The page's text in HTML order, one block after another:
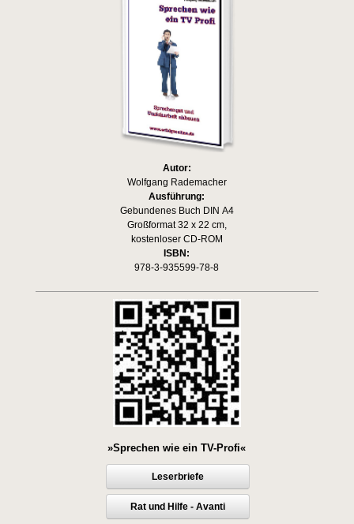
Autor:
Wolfgang Rademacher
Ausführung:
Gebundenes Buch DIN A4
Großformat 32 x 22 cm,
kostenloser CD-ROM
ISBN:
978-3-935599-78-8
»Sprechen wie ein TV-Profi«
Leserbriefe
Rat und Hilfe - Avanti